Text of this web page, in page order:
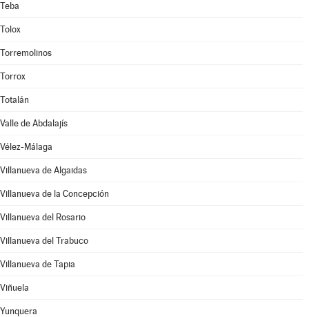
Teba
Tolox
Torremolinos
Torrox
Totalán
Valle de Abdalajís
Vélez-Málaga
Villanueva de Algaidas
Villanueva de la Concepción
Villanueva del Rosario
Villanueva del Trabuco
Villanueva de Tapia
Viñuela
Yunquera